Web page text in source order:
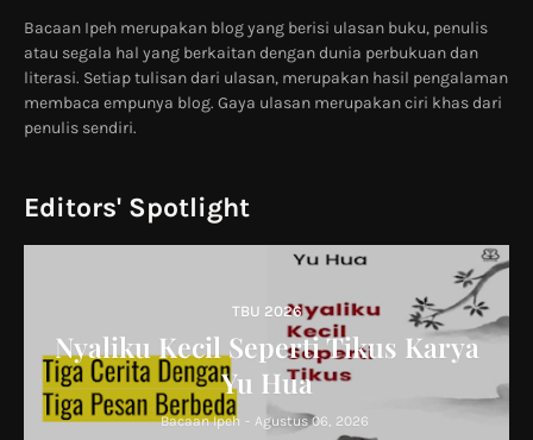
Bacaan Ipeh merupakan blog yang berisi ulasan buku, penulis
atau segala hal yang berkaitan dengan dunia perbukuan dan
literasi. Setiap tulisan dari ulasan, merupakan hasil pengalaman
membaca empunya blog. Gaya ulasan merupakan ciri khas dari
penulis sendiri.
Editors' Spotlight
TBU 2026
Nyaliku Kecil Seperti Tikus Karya
Yu Hua
Bacaan Ipeh - Agustus 06, 2026